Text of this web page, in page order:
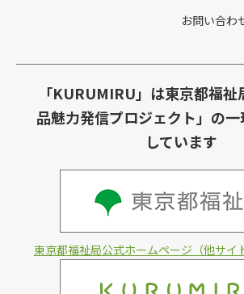
お問い合わ
「KURUMIRU」は東京都福
品魅力発信プロジェクト」の
しています
東京都福祉局公式ホームページ（他サイ